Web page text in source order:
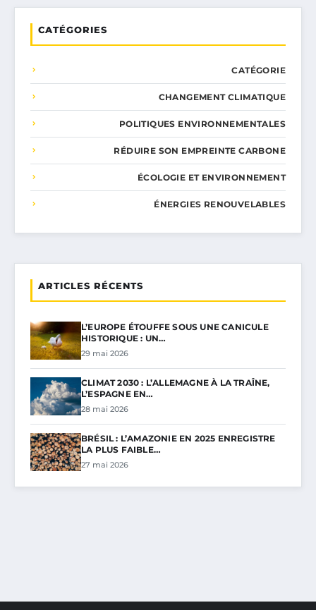
CATÉGORIES
CATÉGORIE
CHANGEMENT CLIMATIQUE
POLITIQUES ENVIRONNEMENTALES
RÉDUIRE SON EMPREINTE CARBONE
ÉCOLOGIE ET ENVIRONNEMENT
ÉNERGIES RENOUVELABLES
ARTICLES RÉCENTS
L’EUROPE ÉTOUFFE SOUS UNE CANICULE
HISTORIQUE : UN…
29 mai 2026
CLIMAT 2030 : L’ALLEMAGNE À LA TRAÎNE,
L’ESPAGNE EN…
28 mai 2026
BRÉSIL : L’AMAZONIE EN 2025 ENREGISTRE
LA PLUS FAIBLE…
27 mai 2026